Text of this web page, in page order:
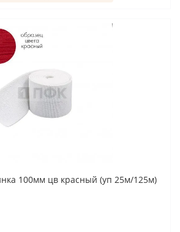
100мм цв красный (уп 25м/125м)